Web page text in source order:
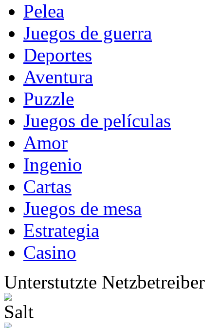
Pelea
Juegos de guerra
Deportes
Aventura
Puzzle
Juegos de películas
Amor
Ingenio
Cartas
Juegos de mesa
Estrategia
Casino
Unterstutzte Netzbetreiber